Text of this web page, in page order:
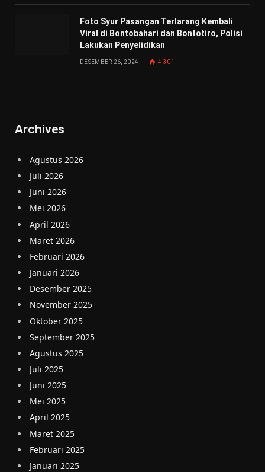
Foto Syur Pasangan Terlarang Kembali
Viral di Bontobahari dan Bontotiro, Polisi
Lakukan Penyelidikan
DESEMBER 26, 2024 4,301
Archives
Agustus 2026
Juli 2026
Juni 2026
Mei 2026
April 2026
Maret 2026
Februari 2026
Januari 2026
Desember 2025
November 2025
Oktober 2025
September 2025
Agustus 2025
Juli 2025
Juni 2025
Mei 2025
April 2025
Maret 2025
Februari 2025
Januari 2025